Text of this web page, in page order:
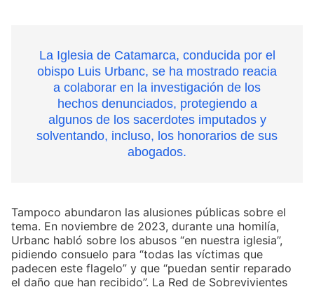
La Iglesia de Catamarca, conducida por el
obispo Luis Urbanc, se ha mostrado reacia
a colaborar en la investigación de los
hechos denunciados, protegiendo a
algunos de los sacerdotes imputados y
solventando, incluso, los honorarios de sus
abogados.
Tampoco abundaron las alusiones públicas sobre el
tema. En noviembre de 2023, durante una homilía,
Urbanc habló sobre los abusos “en nuestra iglesia”,
pidiendo consuelo para “todas las víctimas que
padecen este flagelo” y que “puedan sentir reparado
el daño que han recibido”. La Red de Sobrevivientes